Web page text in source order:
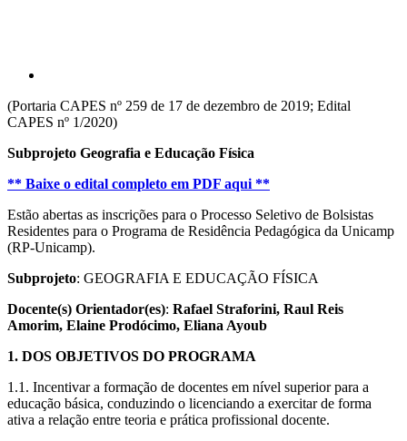
(Portaria CAPES nº 259 de 17 de dezembro de 2019; Edital
CAPES nº 1/2020)
Subprojeto Geografia e Educação Física
** Baixe o edital completo em PDF aqui **
Estão abertas as inscrições para o Processo Seletivo de Bolsistas
Residentes para o Programa de Residência Pedagógica da Unicamp
(RP-Unicamp).
Subprojeto: GEOGRAFIA E EDUCAÇÃO FÍSICA
Docente(s) Orientador(es): Rafael Straforini, Raul Reis
Amorim, Elaine Prodócimo, Eliana Ayoub
1. DOS OBJETIVOS DO PROGRAMA
1.1. Incentivar a formação de docentes em nível superior para a
educação básica, conduzindo o licenciando a exercitar de forma
ativa a relação entre teoria e prática profissional docente.